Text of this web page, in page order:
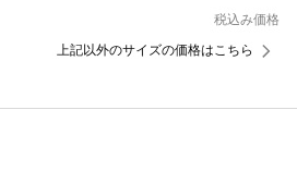
税込み価格
上記以外のサイズの価格はこちら